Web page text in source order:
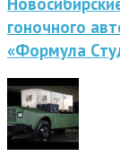
гоночного
«Формула